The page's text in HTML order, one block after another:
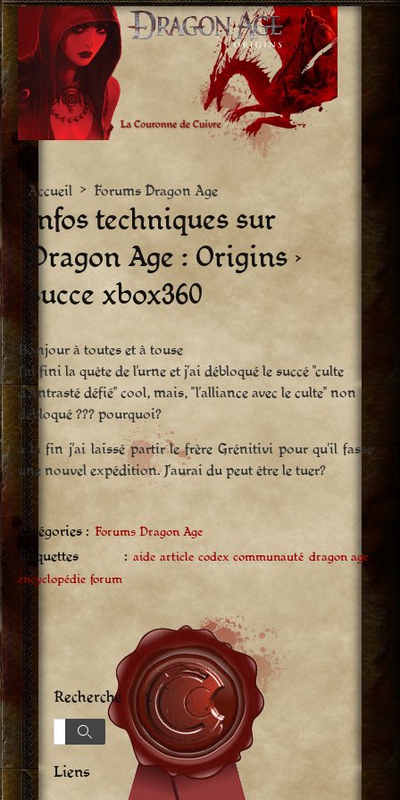
Aller
vers
le
contenu
Accueil > Forums Dragon Age
Infos techniques sur
Dragon Age : Origins ›
succe xbox360
Bonjour à toutes et à touse
J’ai fini la quête de l’urne et j’ai débloqué le succé "culte
d’Antrasté défié" cool, mais, "l’alliance avec le culte" non
débloqué ??? pourquoi?
à la fin j’ai laissé partir le frère Grénitivi pour qu’il fasse
une nouvel expédition. J’aurai du peut être le tuer?
Catégories : Forums Dragon Age
Étiquettes : aide article codex communauté dragon age
encyclopédie forum
Recherche
Recherche
Recherche
Liens